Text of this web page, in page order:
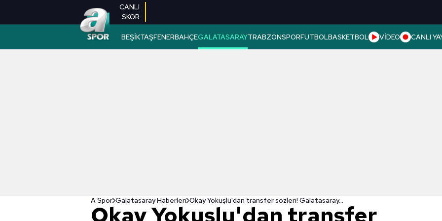
CANLI
SKOR
BEŞİKTAŞFENERBAHÇEGALATASARAYTRABZONSPORFUTBOLBASKETBOL VİDEO CANLI
A Spor Galatasaray Haberleri Okay Yokuşlu'dan transfer sözleri! Galatasaray...
Okay Yokuşlu'dan transfer